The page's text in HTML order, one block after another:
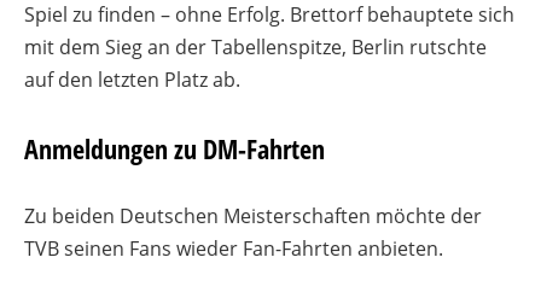
Spiel zu finden – ohne Erfolg. Brettorf behauptete sich
mit dem Sieg an der Tabellenspitze, Berlin rutschte
auf den letzten Platz ab.
Anmeldungen zu DM-Fahrten
Zu beiden Deutschen Meisterschaften möchte der
TVB seinen Fans wieder Fan-Fahrten anbieten.